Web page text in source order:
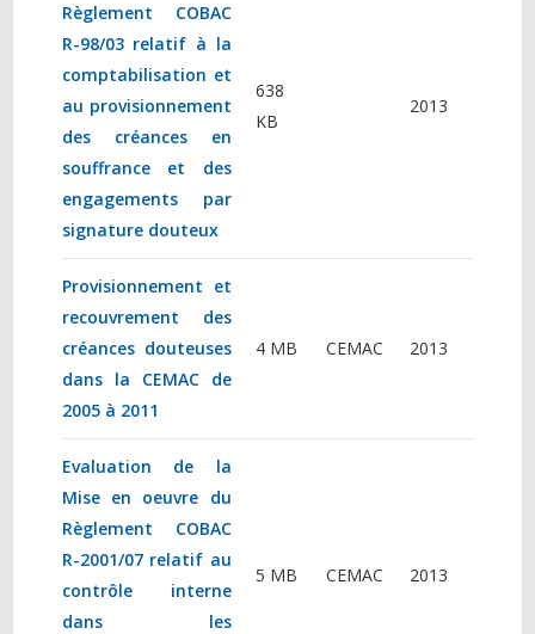
Règlement COBAC
R-98/03 relatif à la
comptabilisation et
au provisionnement
des créances en
souffrance et des
engagements par
signature douteux
638
KB
2013
Provisionnement et
recouvrement des
créances douteuses
dans la CEMAC de
2005 à 2011
4 MB CEMAC 2013
Evaluation de la
Mise en oeuvre du
Règlement COBAC
R-2001/07 relatif au
contrôle interne
dans les
5 MB CEMAC 2013